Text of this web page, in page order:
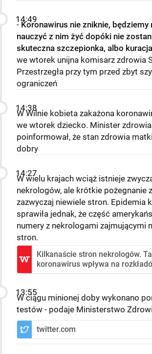
14:49
-Koronawirus nie zniknie, będziemy
nauczyć z nim żyć dopóki nie
skuteczna szczepionka, albo kuracja
we wtorek unijna komisarz zdrowia
Przestrzegła przy tym przed zbyt
ograniczeń
14:38
W Wilnie kobieta zakażona
we wtorek dziecko. Minister
poinformował, że stan zdrowia
dobry
14:27
W wielu krajach wciąż istnieje
nekrologów, ale krótkie pożegnanie
zazwyczaj niewiele stron. Epidemia
sprawiła jednak, że część
numery z nekrologami zajmującymi
stron.
Kilkanaście stron nekrologów.
koronawirus wpływa na
13:55
W ciągu minionej doby wykonano
testów - podaje Ministerstwo
twitter.com